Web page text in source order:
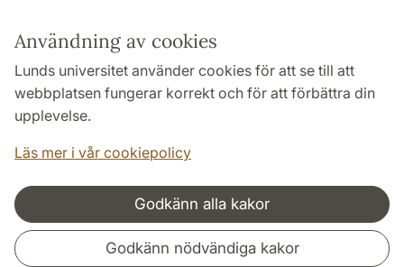
Användning av cookies
Lunds universitet använder cookies för att se till att
webbplatsen fungerar korrekt och för att förbättra din
upplevelse.
Läs mer i vår cookiepolicy
Godkänn alla kakor
Godkänn nödvändiga kakor
Genvägar
Om webbplatsen och cookies
Behandling av personuppgifter
Tillgänglighetsredogörelse
Samarbeten och nätverk